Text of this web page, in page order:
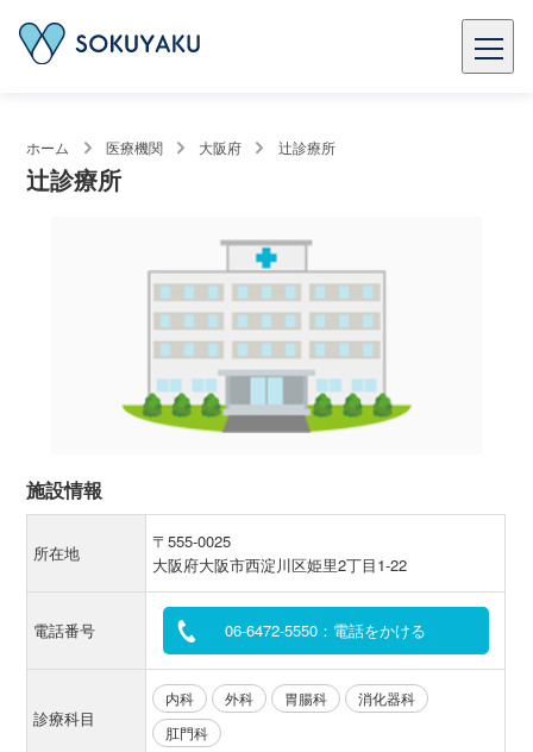
ホーム 医療機関 大阪府 辻診療所
辻診療所
施設情報
所在地
〒555-0025
大阪府大阪市西淀川区姫里2丁目1-22
電話番号 06-6472-5550：電話をかける
診療科目
内科 外科 胃腸科
消化器科
肛門科